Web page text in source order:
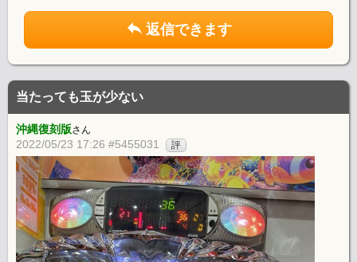
返信できます
当たっても玉が少ない
沖縄復刻版さん
2022/05/23 17:26 #5455031 評